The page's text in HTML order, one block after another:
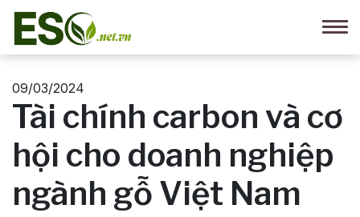
09/03/2024
Tài chính carbon và cơ
hội cho doanh nghiệp
ngành gỗ Việt Nam